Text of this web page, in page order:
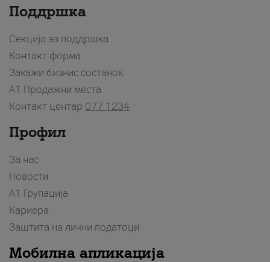
Поддршка
Секција за поддршка
Контакт форма
Закажи бизнис состанок
A1 Продажни места
Контакт центар 077 1234
Профил
За нас
Новости
А1 Групација
Кариера
Заштита на лични податоци
Мобилна апликација